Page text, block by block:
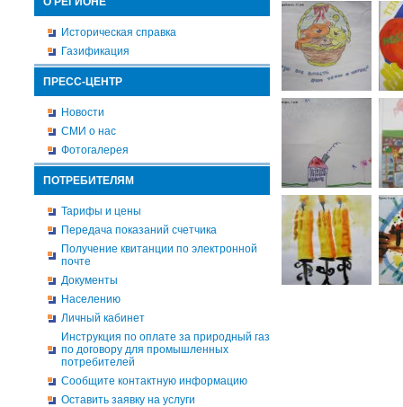
Историческая справка
Газификация
ПРЕСС-ЦЕНТР
Новости
СМИ о нас
Фотогалерея
ПОТРЕБИТЕЛЯМ
Тарифы и цены
Передача показаний счетчика
Получение квитанции по электронной
почте
Документы
Населению
Личный кабинет
Инструкция по оплате за природный газ
по договору для промышленных
потребителей
Сообщите контактную информацию
Оставить заявку на услуги